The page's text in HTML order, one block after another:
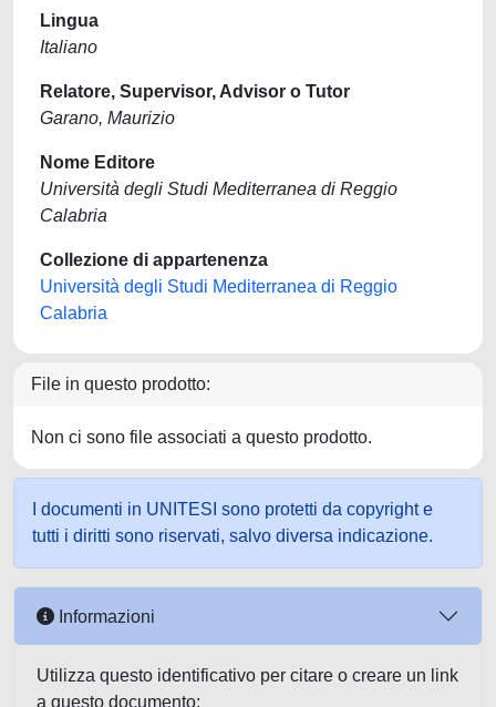
Lingua
Italiano
Relatore, Supervisor, Advisor o Tutor
Garano, Maurizio
Nome Editore
Università degli Studi Mediterranea di Reggio
Calabria
Collezione di appartenenza
Università degli Studi Mediterranea di Reggio
Calabria
File in questo prodotto:
Non ci sono file associati a questo prodotto.
I documenti in UNITESI sono protetti da copyright e
tutti i diritti sono riservati, salvo diversa indicazione.
Informazioni
Utilizza questo identificativo per citare o creare un link
a questo documento: